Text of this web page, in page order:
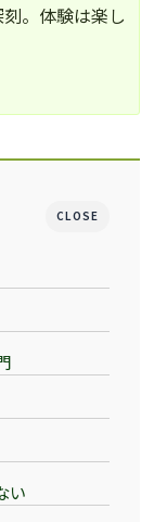
。体験は楽し
CLOSE
い